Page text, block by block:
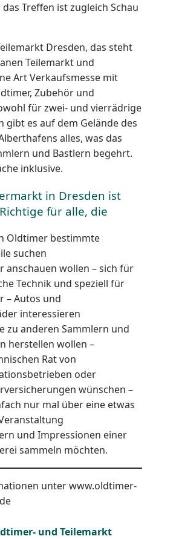
Treffen ist zugleich Schau
Dresden, das steht
Teilemarkt und
Art Verkaufsmesse mit
Zubehör und
für zwei- und vierrädrige
gibt es auf dem Gelände des
alles, was das
und Bastlern begehrt.
inklusive.
in Dresden ist
für alle, die
Oldtimer bestimmte
suchen
anschauen wollen – sich für
Technik und speziell für
– Autos und
interessieren
zu anderen Sammlern und
herstellen wollen –
Rat von
oder
wünschen –
nur mal über eine etwas
und Impressionen einer
sammeln möchten.
unter www.oldtimer-
und Teilemarkt